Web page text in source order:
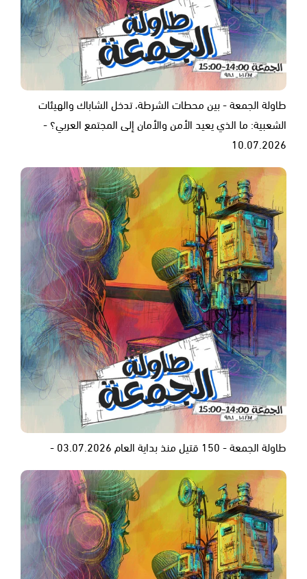
طاولة الجمعة - بين محطات الشرطة، تدخل الشاباك والهيئات
الشعبية: ما الذي يعيد الأمن والأمان إلى المجتمع العربي؟ -
10.07.2026
طاولة الجمعة - 150 قتيل منذ بداية العام 03.07.2026 -